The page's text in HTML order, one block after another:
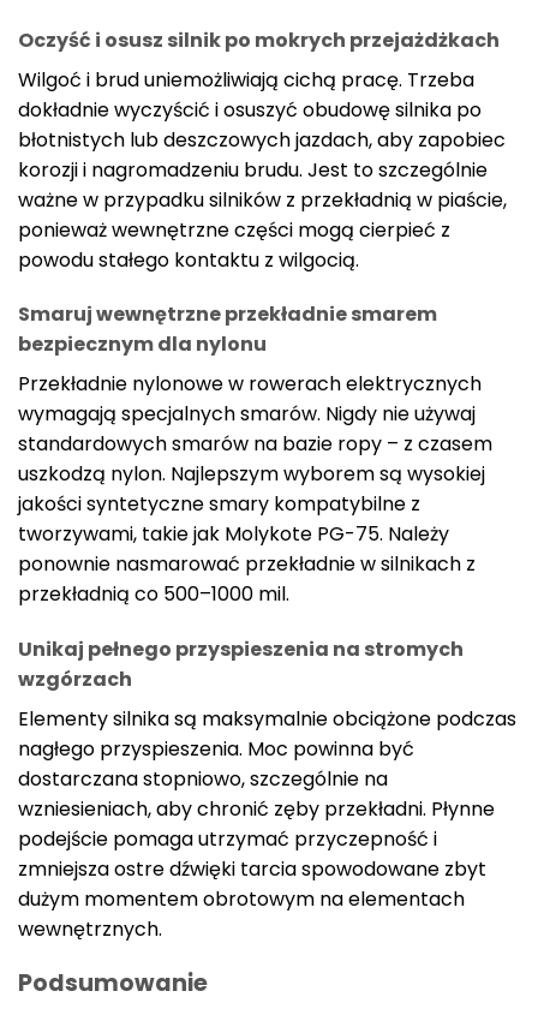
Oczyść i osusz silnik po mokrych przejażdżkach
Wilgoć i brud uniemożliwiają cichą pracę. Trzeba
dokładnie wyczyścić i osuszyć obudowę silnika po
błotnistych lub deszczowych jazdach, aby zapobiec
korozji i nagromadzeniu brudu. Jest to szczególnie
ważne w przypadku silników z przekładnią w piaście,
ponieważ wewnętrzne części mogą cierpieć z
powodu stałego kontaktu z wilgocią.
Smaruj wewnętrzne przekładnie smarem
bezpiecznym dla nylonu
Przekładnie nylonowe w rowerach elektrycznych
wymagają specjalnych smarów. Nigdy nie używaj
standardowych smarów na bazie ropy – z czasem
uszkodzą nylon. Najlepszym wyborem są wysokiej
jakości syntetyczne smary kompatybilne z
tworzywami, takie jak Molykote PG-75. Należy
ponownie nasmarować przekładnie w silnikach z
przekładnią co 500–1000 mil.
Unikaj pełnego przyspieszenia na stromych
wzgórzach
Elementy silnika są maksymalnie obciążone podczas
nagłego przyspieszenia. Moc powinna być
dostarczana stopniowo, szczególnie na
wzniesieniach, aby chronić zęby przekładni. Płynne
podejście pomaga utrzymać przyczepność i
zmniejsza ostre dźwięki tarcia spowodowane zbyt
dużym momentem obrotowym na elementach
wewnętrznych.
Podsumowanie